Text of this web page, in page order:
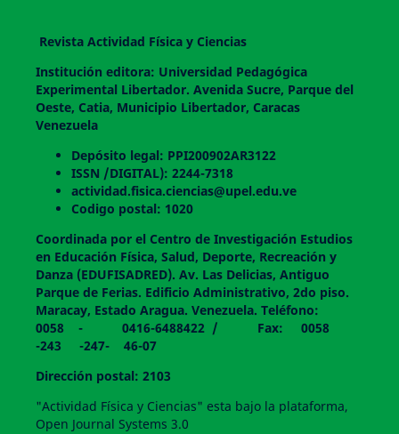
Revista Actividad Física y Ciencias
Institución editora: Universidad Pedagógica
Experimental Libertador. Avenida Sucre, Parque del
Oeste, Catia, Municipio Libertador, Caracas
Venezuela
Depósito legal: PPI200902AR3122
ISSN /DIGITAL): 2244-7318
actividad.fisica.ciencias@upel.edu.ve
Codigo postal: 1020
Coordinada por el Centro de Investigación Estudios
en Educación Física, Salud, Deporte, Recreación y
Danza (EDUFISADRED). Av. Las Delicias, Antiguo
Parque de Ferias. Edificio Administrativo, 2do piso.
Maracay, Estado Aragua. Venezuela. Teléfono:
0058 - 0416-6488422 / Fax: 0058
-243 -247- 46-07
Dirección postal: 2103
"Actividad Física y Ciencias" esta bajo la plataforma,
Open Journal Systems 3.0